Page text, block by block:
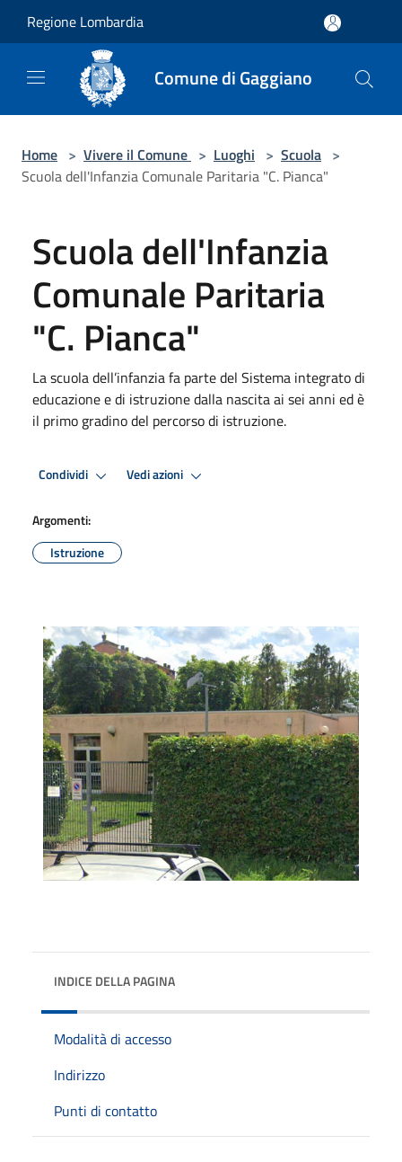
Regione Lombardia
Comune di Gaggiano
Home > Vivere il Comune > Luoghi > Scuola >
Scuola dell'Infanzia Comunale Paritaria "C. Pianca"
Scuola dell'Infanzia
Comunale Paritaria
"C. Pianca"
La scuola dell’infanzia fa parte del Sistema integrato di
educazione e di istruzione dalla nascita ai sei anni ed è
il primo gradino del percorso di istruzione.
Condividi Vedi azioni
Argomenti:
Istruzione
INDICE DELLA PAGINA
Modalità di accesso
Indirizzo
Punti di contatto